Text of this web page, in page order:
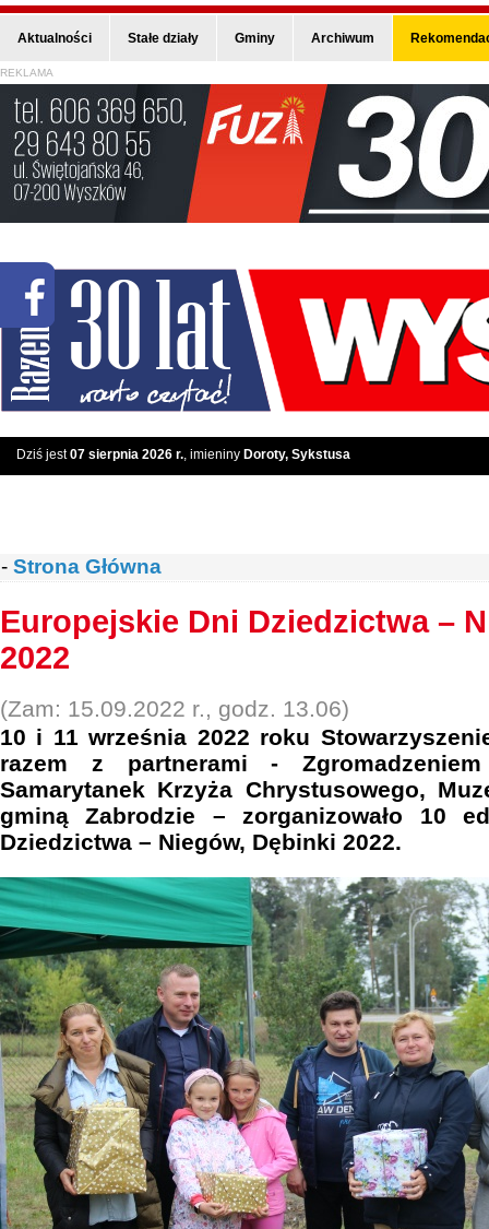
Aktualności Stałe działy Gminy Archiwum
REKLAMA
Dziś jest07 sierpnia 2026 r., imieniny Doroty, Sykstusa
- Strona Główna
Europejskie Dni Dziedzictwa –
2022
(Zam: 15.09.2022 r., godz. 13.06)
10 i 11 września 2022 roku
razem z partnerami -
Samarytanek Krzyża Chrystusowego,
gminą Zabrodzie – zorganizowało 10
Dziedzictwa – Niegów, Dębinki 2022.